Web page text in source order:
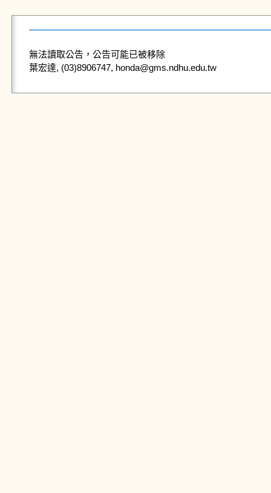
無法讀取公告，公告可能已被移除
葉宏達, (03)8906747, honda@gms.ndhu.edu.tw